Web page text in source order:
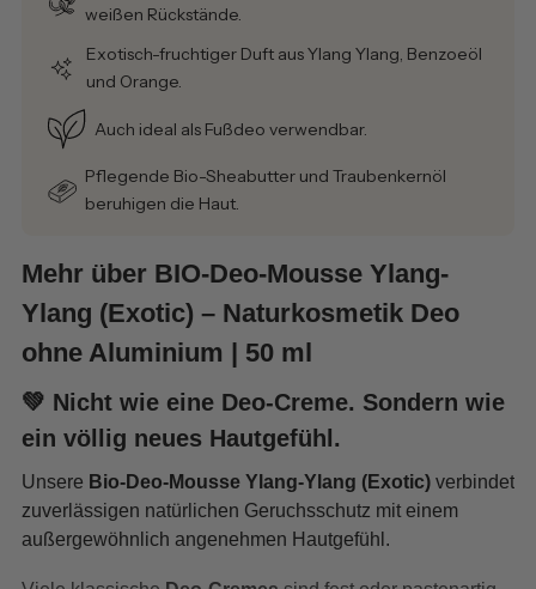
weißen Rückstände.
Exotisch-fruchtiger Duft aus Ylang Ylang, Benzoeöl
und Orange.
Auch ideal als Fußdeo verwendbar.
Pflegende Bio-Sheabutter und Traubenkernöl
beruhigen die Haut.
Mehr über BIO-Deo-Mousse Ylang-
Ylang (Exotic) – Naturkosmetik Deo
ohne Aluminium | 50 ml
💚 Nicht wie eine Deo-Creme. Sondern wie
ein völlig neues Hautgefühl.
Unsere Bio-Deo-Mousse Ylang-Ylang (Exotic) verbindet
zuverlässigen natürlichen Geruchsschutz mit einem
außergewöhnlich angenehmen Hautgefühl.